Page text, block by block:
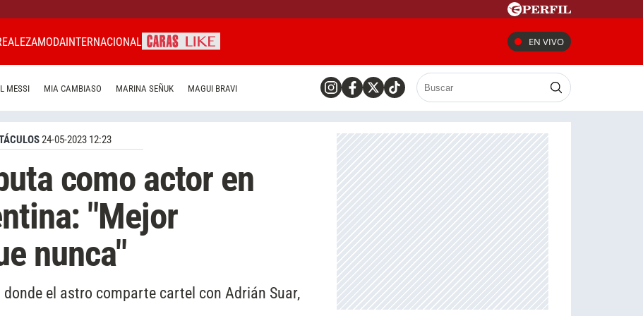
MODAINTERNACIONAL EN VIVO
MESSI MIA CAMBIASO MARINA SEÑUK MAGUI BRAVI
24-05-2023 12:23
como actor en
"Mejor
nunca"
el astro comparte cartel con Adrián Suar,